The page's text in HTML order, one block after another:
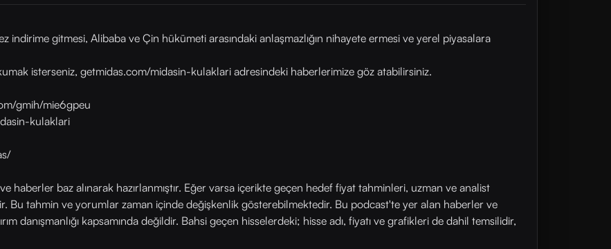
indirime gitmesi, Alibaba ve Çin hükümeti arasındaki anlaşmazlığın nihayete ermesi ve yerel piyasalara
isterseniz, getmidas.com/midasin-kulaklari adresindeki haberlerimize göz atabilirsiniz.
gmih/mie6gpeu
kulaklari
haberler baz alınarak hazırlanmıştır. Eğer varsa içerikte geçen hedef fiyat tahminleri, uzman ve analist
Bu tahmin ve yorumlar zaman içinde değişkenlik gösterebilmektedir. Bu podcast'te yer alan haberler ve
danışmanlığı kapsamında değildir. Bahsi geçen hisselerdeki; hisse adı, fiyatı ve grafikleri de dahil temsilidir,